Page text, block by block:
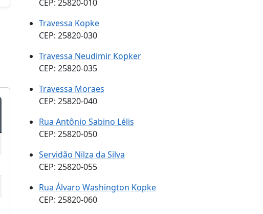
CEP: 25820-010
Travessa Kopke
CEP: 25820-030
Travessa Neudimir Kopker
CEP: 25820-035
Travessa Moraes
CEP: 25820-040
Rua Antônio Sabino Lélis
CEP: 25820-050
Servidão Nilza da Silva
CEP: 25820-055
Rua Álvaro Washington Kopke
CEP: 25820-060